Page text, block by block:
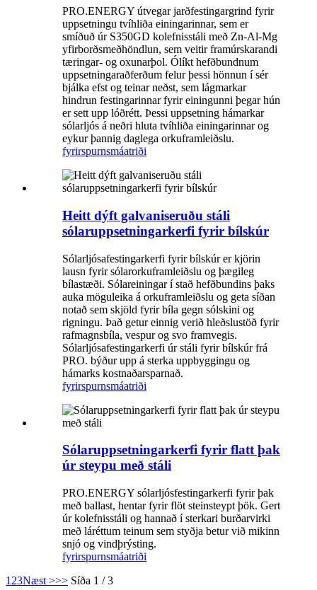
PRO.ENERGY útvegar jarðfestingargrind fyrir
uppsetningu tvíhliða einingarinnar, sem er
smíðuð úr S350GD kolefnisstáli með Zn-Al-Mg
yfirborðsmeðhöndlun, sem veitir framúrskarandi
tæringar- og oxunarþol. Ólíkt hefðbundnum
uppsetningaraðferðum felur þessi hönnun í sér
bjálka efst og teinar neðst, sem lágmarkar
hindrun festingarinnar fyrir einingunni þegar hún
er sett upp lóðrétt. Þessi uppsetning hámarkar
sólarljós á neðri hluta tvíhliða einingarinnar og
eykur þannig daglega orkuframleiðslu.
fyrirspurnsmáatriði
Heitt dýft galvaniseruðu stáli
sólaruppsetningarkerfi fyrir bílskúr
Sólarljósafestingarkerfi fyrir bílskúr er kjörin
lausn fyrir sólarorkuframleiðslu og þægileg
bílastæði. Sólareiningar í stað hefðbundins þaks
auka möguleika á orkuframleiðslu og geta síðan
notað sem skjöld fyrir bíla gegn sólskini og
rigningu. Það getur einnig verið hleðslustöð fyrir
rafmagnsbíla, vespur og svo framvegis.
Sólarljósafestingarkerfi úr stáli fyrir bílskúr frá
PRO. býður upp á sterka uppbyggingu og
hámarks kostnaðarsparnað.
fyrirspurnsmáatriði
Sólaruppsetningarkerfi fyrir flatt þak
úr steypu með stáli
PRO.ENERGY sólarljósfestingarkerfi fyrir þak
með ballast, hentar fyrir flöt steinsteypt þök. Gert
úr kolefnisstáli og hannað í sterkari burðarvirki
með láréttum teinum sem styðja betur við mikinn
snjó og vindþrýsting.
fyrirspurnsmáatriði
1 23Næst >>> Síða 1 / 3